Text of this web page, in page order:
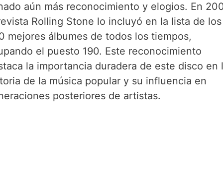
aún más reconocimiento y elogios. En
Rolling Stone lo incluyó en la lista de los
mejores álbumes de todos los tiempos,
el puesto 190. Este reconocimiento
la importancia duradera de este disco en
de la música popular y su influencia en
posteriores de artistas.